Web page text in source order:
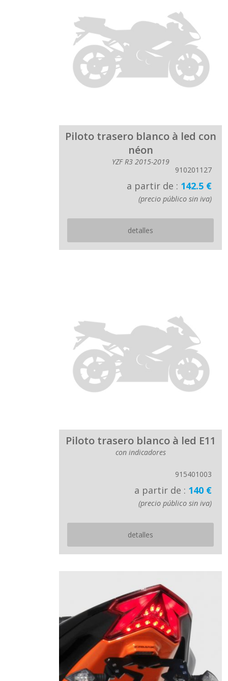
Piloto trasero blanco à led con
néon
YZF R3 2015-2019
910201127
a partir de : 142.5 €
(precio público sin iva)
detalles
Piloto trasero blanco à led E11
con indicadores
915401003
a partir de : 140 €
(precio público sin iva)
detalles